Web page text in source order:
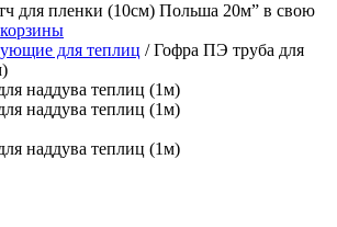
для пленки (10см) Польша 20м” в свою
для теплиц / Гофра ПЭ труба для